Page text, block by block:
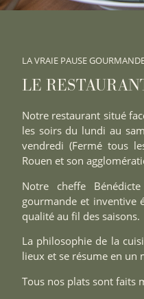
La région
Contact
LA VRAIE PAUSE
LE
Notre restaurant situé
les soirs du lundi au
vendredi (Fermé tous
Rouen et son
Notre cheffe
gourmande et inventive
qualité au fil des saisons.
La philosophie de la
lieux et se résume en un
Tous nos plats sont faits